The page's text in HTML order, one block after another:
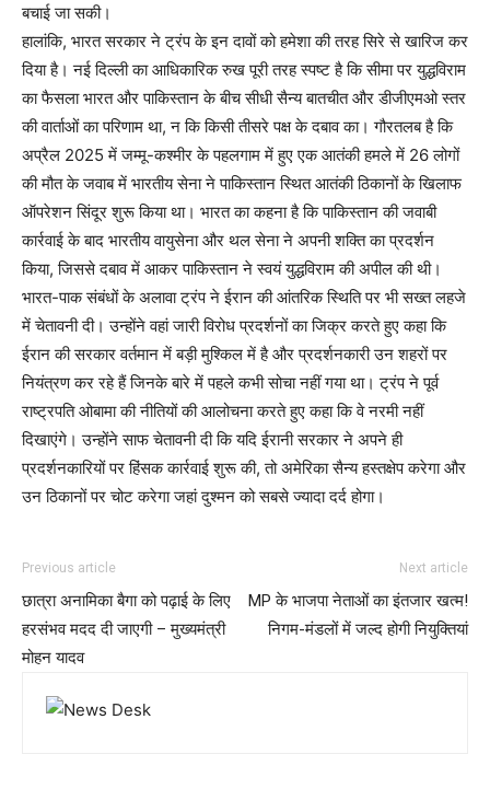
बचाई जा सकी।
हालांकि, भारत सरकार ने ट्रंप के इन दावों को हमेशा की तरह सिरे से खारिज कर
दिया है। नई दिल्ली का आधिकारिक रुख पूरी तरह स्पष्ट है कि सीमा पर युद्धविराम
का फैसला भारत और पाकिस्तान के बीच सीधी सैन्य बातचीत और डीजीएमओ स्तर
की वार्ताओं का परिणाम था, न कि किसी तीसरे पक्ष के दबाव का। गौरतलब है कि
अप्रैल 2025 में जम्मू-कश्मीर के पहलगाम में हुए एक आतंकी हमले में 26 लोगों
की मौत के जवाब में भारतीय सेना ने पाकिस्तान स्थित आतंकी ठिकानों के खिलाफ
ऑपरेशन सिंदूर शुरू किया था। भारत का कहना है कि पाकिस्तान की जवाबी
कार्रवाई के बाद भारतीय वायुसेना और थल सेना ने अपनी शक्ति का प्रदर्शन
किया, जिससे दबाव में आकर पाकिस्तान ने स्वयं युद्धविराम की अपील की थी।
भारत-पाक संबंधों के अलावा ट्रंप ने ईरान की आंतरिक स्थिति पर भी सख्त लहजे
में चेतावनी दी। उन्होंने वहां जारी विरोध प्रदर्शनों का जिक्र करते हुए कहा कि
ईरान की सरकार वर्तमान में बड़ी मुश्किल में है और प्रदर्शनकारी उन शहरों पर
नियंत्रण कर रहे हैं जिनके बारे में पहले कभी सोचा नहीं गया था। ट्रंप ने पूर्व
राष्ट्रपति ओबामा की नीतियों की आलोचना करते हुए कहा कि वे नरमी नहीं
दिखाएंगे। उन्होंने साफ चेतावनी दी कि यदि ईरानी सरकार ने अपने ही
प्रदर्शनकारियों पर हिंसक कार्रवाई शुरू की, तो अमेरिका सैन्य हस्तक्षेप करेगा और
उन ठिकानों पर चोट करेगा जहां दुश्मन को सबसे ज्यादा दर्द होगा।
Previous article
छात्रा अनामिका बैगा को पढ़ाई के लिए
हरसंभव मदद दी जाएगी – मुख्यमंत्री
मोहन यादव
Next article
MP के भाजपा नेताओं का इंतजार खत्म!
निगम-मंडलों में जल्द होगी नियुक्तियां